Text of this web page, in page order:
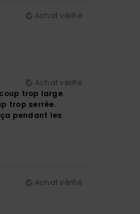
Achat vérifié
Achat vérifié
trop large.
trop serrée.
pendant les
Achat vérifié